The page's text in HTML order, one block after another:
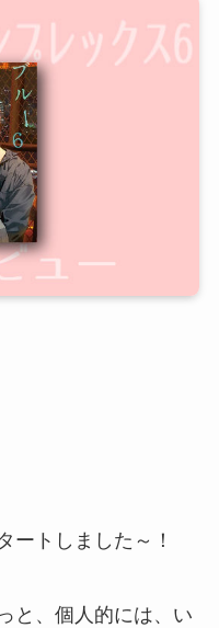
ートしました～！
と、個人的には、い